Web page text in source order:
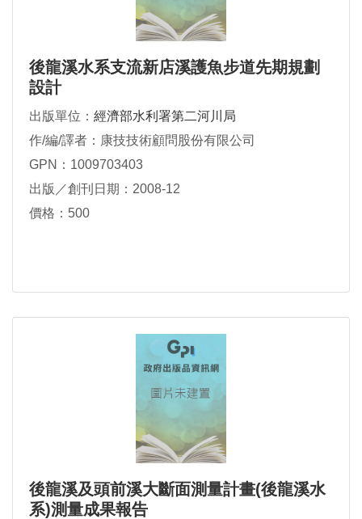
後龍溪水系支流新店溪護魚步道先期規劃
設計
出版單位： 經濟部水利署第二河川局
作/編/譯者：康技技術顧問股份有限公司
GPN：1009703403
出版／創刊日期：2008-12
價格：500
後龍溪及頭前溪大斷面測量計畫(後龍溪水
系)測量成果報告